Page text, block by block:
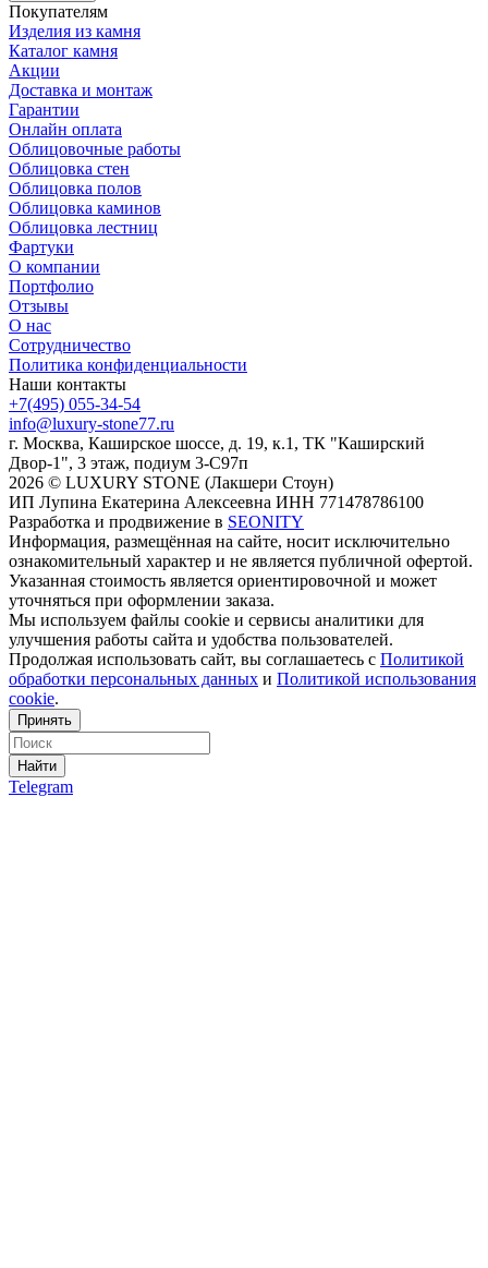
Покупателям
Изделия из камня
Каталог камня
Акции
Доставка и монтаж
Гарантии
Онлайн оплата
Облицовочные работы
Облицовка стен
Облицовка полов
Облицовка каминов
Облицовка лестниц
Фартуки
О компании
Портфолио
Отзывы
О нас
Сотрудничество
Политика конфиденциальности
Наши контакты
+7(495) 055-34-54
info@luxury-stone77.ru
г. Москва, Каширское шоссе, д. 19, к.1, ТК "Каширский
Двор-1", 3 этаж, подиум 3-С97п
2026 © LUXURY STONE (Лакшери Стоун)
ИП Лупина Екатерина Алексеевна ИНН 771478786100
Разработка и продвижение в SEONITY
Информация, размещённая на сайте, носит исключительно
ознакомительный характер и не является публичной офертой.
Указанная стоимость является ориентировочной и может
уточняться при оформлении заказа.
Мы используем файлы cookie и сервисы аналитики для
улучшения работы сайта и удобства пользователей.
Продолжая использовать сайт, вы соглашаетесь с Политикой
обработки персональных данных и Политикой использования
cookie.
Принять
Найти
Telegram